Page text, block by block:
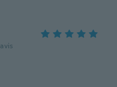
avis